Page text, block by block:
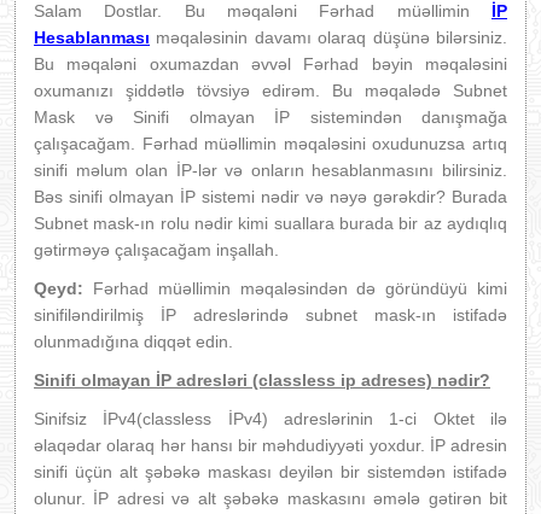
Salam Dostlar. Bu məqaləni Fərhad müəllimin İP
Hesablanması məqaləsinin davamı olaraq düşünə bilərsiniz.
Bu məqaləni oxumazdan əvvəl Fərhad bəyin məqaləsini
oxumanızı şiddətlə tövsiyə edirəm. Bu məqalədə Subnet
Mask və Sinifi olmayan İP sistemindən danışmağa
çalışacağam. Fərhad müəllimin məqaləsini oxudunuzsa artıq
sinifi məlum olan İP-lər və onların hesablanmasını bilirsiniz.
Bəs sinifi olmayan İP sistemi nədir və nəyə gərəkdir? Burada
Subnet mask-ın rolu nədir kimi suallara burada bir az aydıqlıq
gətirməyə çalışacağam inşallah.
Qeyd: Fərhad müəllimin məqaləsindən də göründüyü kimi
sinifiləndirilmiş İP adreslərində subnet mask-ın istifadə
olunmadığına diqqət edin.
Sinifi olmayan İP adresləri (classless ip adreses) nədir?
Sinifsiz İPv4(classless İPv4) adreslərinin 1-ci Oktet ilə
əlaqədar olaraq hər hansı bir məhdudiyyəti yoxdur. İP adresin
sinifi üçün alt şəbəkə maskası deyilən bir sistemdən istifadə
olunur. İP adresi və alt şəbəkə maskasını əmələ gətirən bit